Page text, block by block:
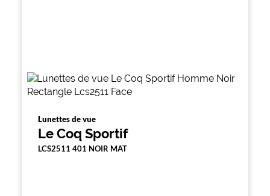
Lunettes de vue
Le Coq Sportif
LCS2511 401 NOIR MAT